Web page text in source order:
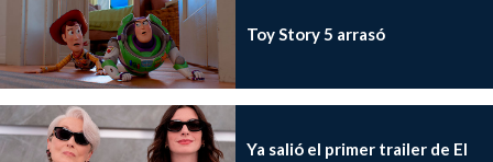
Toy Story 5 arrasó
Ya salió el primer trailer de El